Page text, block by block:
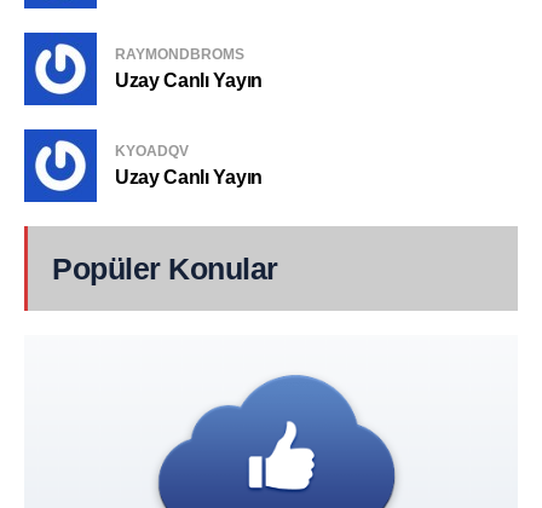
RAYMONDBROMS
Uzay Canlı Yayın
KYOADQV
Uzay Canlı Yayın
Popüler Konular